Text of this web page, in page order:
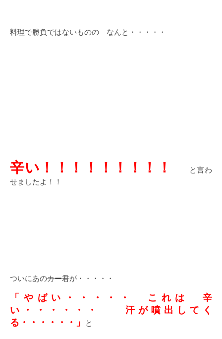
料理で勝負ではないものの なんと・・・・・
辛い！！！！！！！！！
と言わ
せましたよ！！
ついにあのカー君が・・・・・
「やばい・・・・・ これは 辛
い・・・・・・ 汗が噴出してく
る・・・・・・」 と